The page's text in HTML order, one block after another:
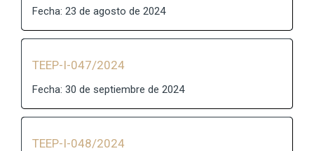
Fecha: 23 de agosto de 2024
TEEP-I-047/2024
Fecha: 30 de septiembre de 2024
TEEP-I-048/2024